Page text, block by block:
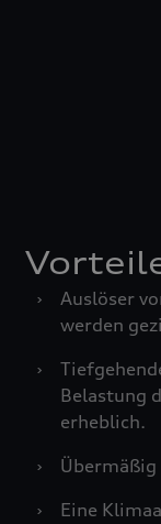
›
Auslöser
werden
›
Belastung
erheblich.
›
Übermäßig
›
Eine